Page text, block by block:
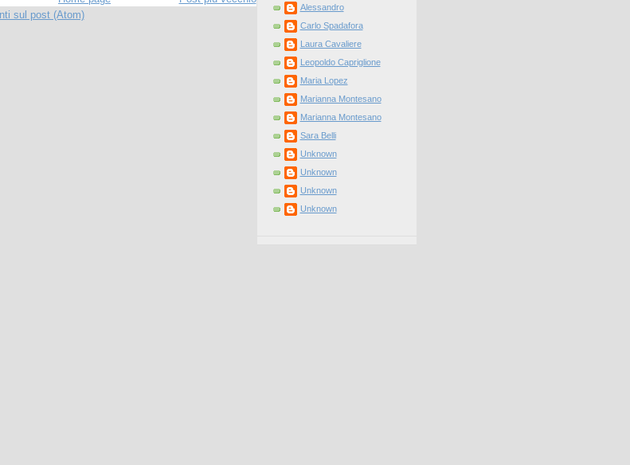
sul post (Atom)
Alessandro
Carlo Spadafora
Laura Cavaliere
Leopoldo Capriglione
Maria Lopez
Marianna Montesano
Marianna Montesano
Sara Belli
Unknown
Unknown
Unknown
Unknown